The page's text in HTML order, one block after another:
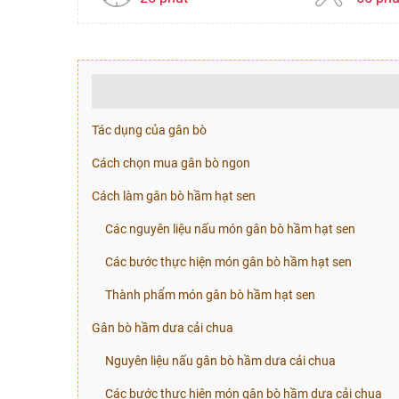
Tác dụng của gân bò
Cách chọn mua gân bò ngon
Cách làm gân bò hầm hạt sen
Các nguyên liệu nấu món gân bò hầm hạt sen
Các bước thực hiện món gân bò hầm hạt sen
Thành phẩm món gân bò hầm hạt sen
Gân bò hầm dưa cải chua
Nguyên liệu nấu gân bò hầm dưa cải chua
Các bước thực hiện món gân bò hầm dưa cải chua